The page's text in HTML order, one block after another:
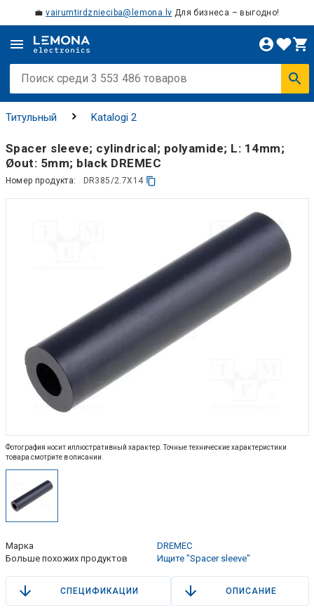
💼vairumtirdznieciba@lemona.lv Для бизнеса – выгодно!
Титульный Katalogi 2
Spacer sleeve; cylindrical; polyamide; L: 14mm;
Øout: 5mm; black DREMEC
Номер продукта: DR385/2.7X14
Фотография носит иллюстративный характер. Точные технические характеристики
товара смотрите в описании.
Марка
DREMEC
Больше похожих продуктов
Ищите "Spacer sleeve"
СПЕЦИФИКАЦИИ ОПИСАНИЕ